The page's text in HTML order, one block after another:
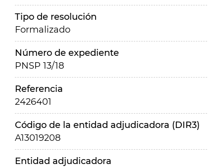
Tipo de resolución
Formalizado
Número de expediente
PNSP 13/18
Referencia
2426401
Código de la entidad adjudicadora (DIR3)
A13019208
Entidad adjudicadora